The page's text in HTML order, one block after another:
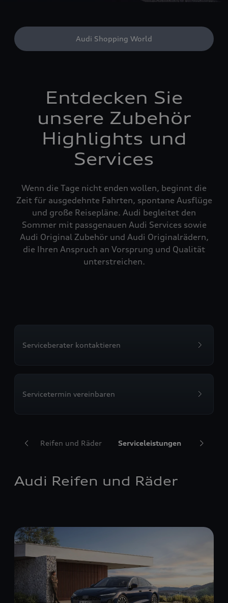
Audi Shopping World
Entdecken Sie
unsere Zubehör
Highlights und
Services
Wenn die Tage nicht enden wollen, beginnt die
Zeit für ausgedehnte Fahrten, spontane Ausflüge
und große Reisepläne. Audi begleitet den
Sommer mit passgenauen Audi Services sowie
Audi Original Zubehör und Audi Originalrädern,
die Ihren Anspruch an Vorsprung und Qualität
unterstreichen.
Serviceberater kontaktieren
Servicetermin vereinbaren
Audi Reifen und Räder Serviceleistungen
Audi Reifen und Räder